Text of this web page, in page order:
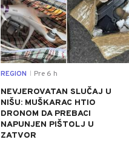
REGION Pre 6 h
NEVJEROVATAN SLUČAJ U
NIŠU: MUŠKARAC HTIO
DRONOM DA PREBACI
NAPUNJEN PIŠTOLJ U
ZATVOR